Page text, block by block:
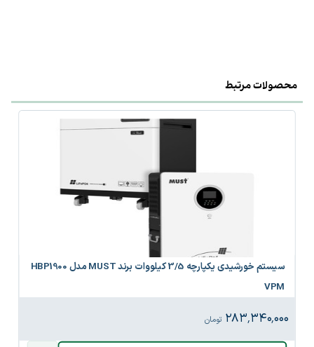
محصولات مرتبط
سیستم خورشیدی یکپارچه 3/5 کیلووات برند MUST مدل HBP1900
VPM
۲۸۳٬۳۴۰٬۰۰۰ تومان